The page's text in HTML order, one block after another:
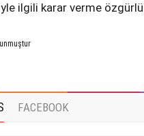
ilgili karar verme
FACEBOOK